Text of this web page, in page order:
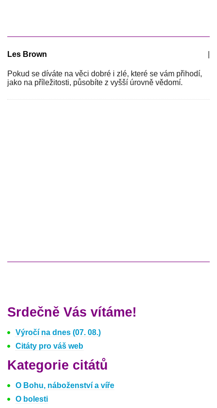
Les Brown
Pokud se díváte na věci dobré i zlé, které se vám přihodí,
jako na příležitosti, působíte z vyšší úrovně vědomí.
Srdečně Vás vítáme!
Výročí na dnes (07. 08.)
Citáty pro váš web
Kategorie citátů
O Bohu, náboženství a víře
O bolesti